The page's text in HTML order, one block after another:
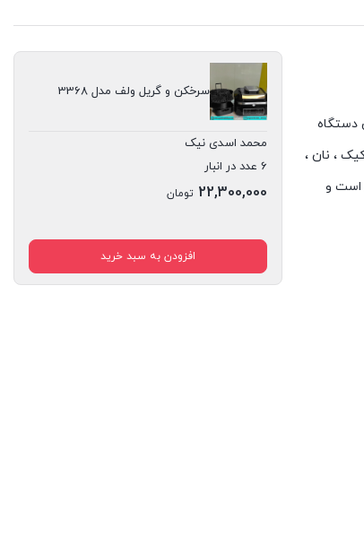
این دستگاه
کیک ، نان ،
است و
سرخکن و گریل ولف مدل 3368
محمد اسدی نیک
6 عدد در انبار
22,300,000 تومان
افزودن به سبد خرید